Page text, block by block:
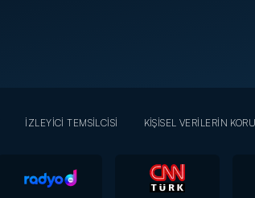
İZLEYİCİ TEMSİLCİSİ KİŞİSEL VERİLERİN